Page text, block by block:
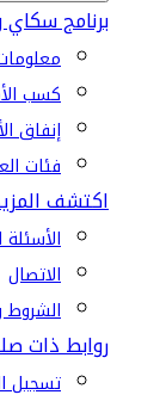
برنامج سكاي
كسب
إنفاق
فئات
اكتشف
الاتصال
الشروط
روابط ذات
تسجيل